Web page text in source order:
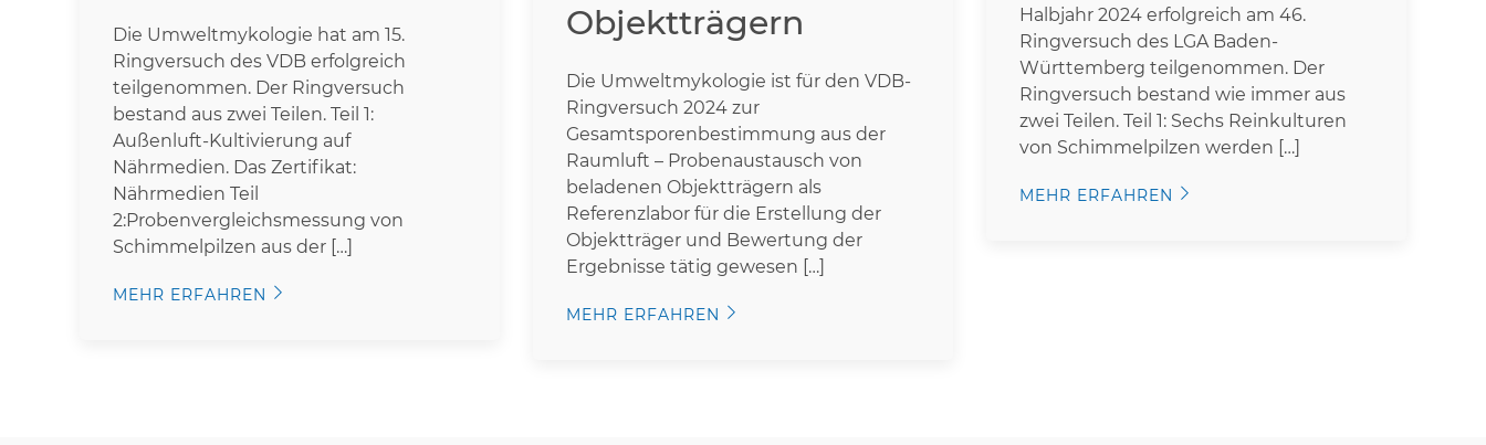
Die Umweltmykologie hat am 15.
Ringversuch des VDB erfolgreich
teilgenommen. Der Ringversuch
bestand aus zwei Teilen. Teil 1:
Außenluft-Kultivierung auf
Nährmedien. Das Zertifikat:
Nährmedien Teil
2:Probenvergleichsmessung von
Schimmelpilzen aus der […]
MEHR ERFAHREN
Objektträgern
Die Umweltmykologie ist für den VDB-
Ringversuch 2024 zur
Gesamtsporenbestimmung aus der
Raumluft – Probenaustausch von
beladenen Objektträgern als
Referenzlabor für die Erstellung der
Objektträger und Bewertung der
Ergebnisse tätig gewesen […]
MEHR ERFAHREN
Halbjahr 2024 erfolgreich am 46.
Ringversuch des LGA Baden-
Württemberg teilgenommen. Der
Ringversuch bestand wie immer aus
zwei Teilen. Teil 1: Sechs Reinkulturen
von Schimmelpilzen werden […]
MEHR ERFAHREN